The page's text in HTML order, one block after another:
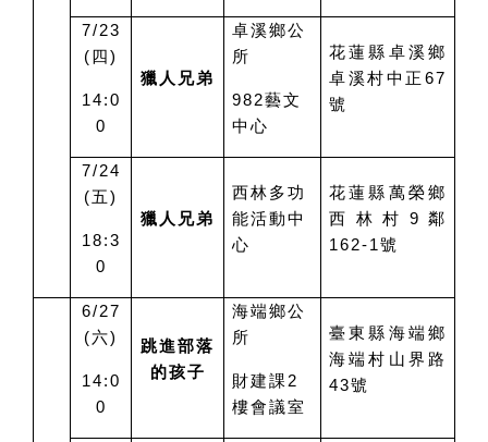
7/23
( 四 )
14:0
0
獵人兄弟
卓溪鄉公
所
982藝文
中心
花蓮縣卓溪鄉
卓溪村中正67
號
7/24
(五)
18:3
0
獵人兄弟
西林多功
能活動中
心
花蓮縣萬榮鄉
西林村9鄰
162-1號
6/27
(六)
14:0
0
跳進部落
的孩子
海端鄉公
所
財建課2
樓會議室
臺東縣海端鄉
海端村山界路
43號